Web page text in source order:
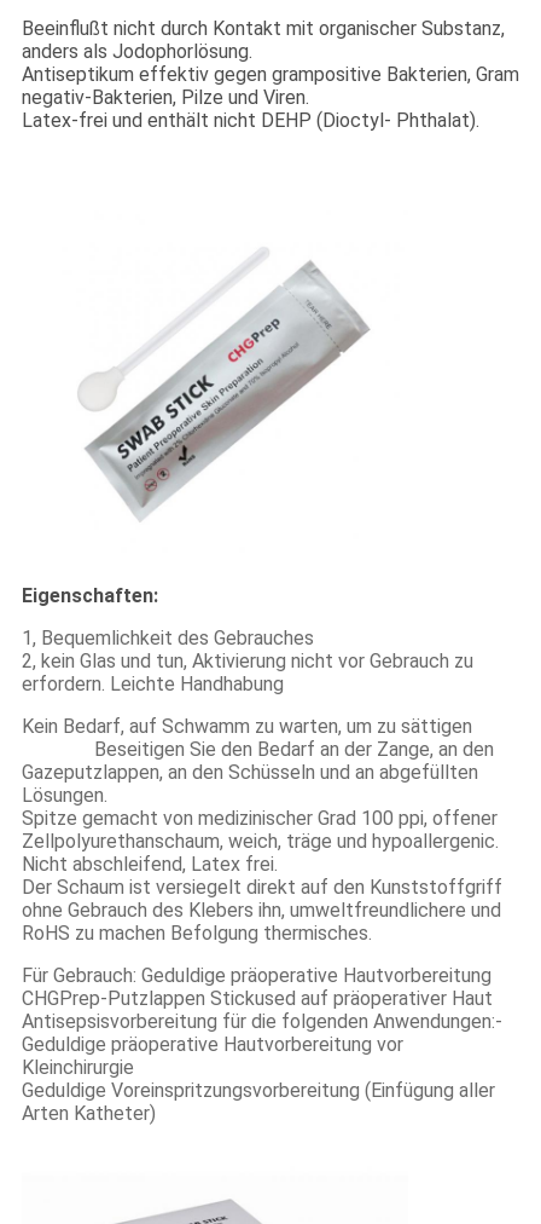
Beeinflußt nicht durch Kontakt mit organischer Substanz,
anders als Jodophorlösung.
Antiseptikum effektiv gegen grampositive Bakterien, Gram
negativ-Bakterien, Pilze und Viren.
Latex-frei und enthält nicht DEHP (Dioctyl- Phthalat).
Eigenschaften:
1, Bequemlichkeit des Gebrauches
2, kein Glas und tun, Aktivierung nicht vor Gebrauch zu
erfordern. Leichte Handhabung
Kein Bedarf, auf Schwamm zu warten, um zu sättigen
Beseitigen Sie den Bedarf an der Zange, an den
Gazeputzlappen, an den Schüsseln und an abgefüllten
Lösungen.
Spitze gemacht von medizinischer Grad 100 ppi, offener
Zellpolyurethanschaum, weich, träge und hypoallergenic.
Nicht abschleifend, Latex frei.
Der Schaum ist versiegelt direkt auf den Kunststoffgriff
ohne Gebrauch des Klebers ihn, umweltfreundlichere und
RoHS zu machen Befolgung thermisches.
Für Gebrauch: Geduldige präoperative Hautvorbereitung
CHGPrep-Putzlappen Stickused auf präoperativer Haut
Antisepsisvorbereitung für die folgenden Anwendungen:-
Geduldige präoperative Hautvorbereitung vor
Kleinchirurgie
Geduldige Voreinspritzungsvorbereitung (Einfügung aller
Arten Katheter)